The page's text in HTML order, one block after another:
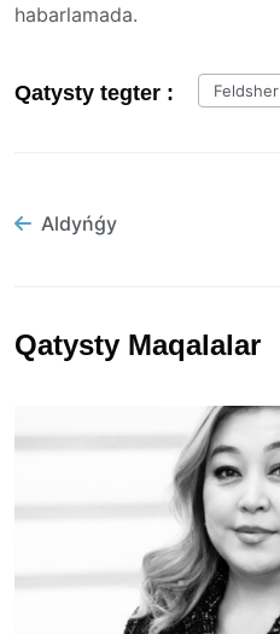
habarlamada.
Qatysty tegter : Feldsher
Aldyńǵy
Qatysty Maqalalar